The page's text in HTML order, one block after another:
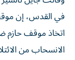
في القدس، إن
اتخاذ موقف حازم
الانسحاب من